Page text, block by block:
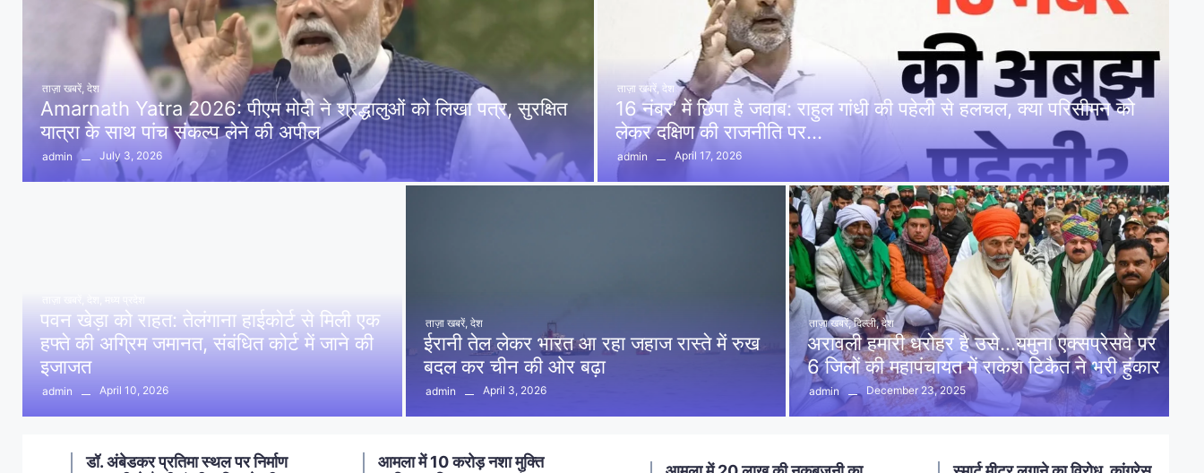
ताज़ा खबरें देश
Amarnath Yatra 2026: पीएम मोदी ने श्रद्धालुओं को लिखा पत्र, सुरक्षित
यात्रा के साथ पांच संकल्प लेने की अपील
admin July 3, 2026
ताज़ा खबरें देश
16 नंबर’ में छिपा है जवाब: राहुल गांधी की पहेली से हलचल, क्या परिसीमन को
लेकर दक्षिण की राजनीति पर…
admin April 17, 2026
पवन खेड़ा को राहत: तेलंगाना हाईकोर्ट से मिली एक
हफ्ते की अग्रिम जमानत, संबंधित कोर्ट में जाने की
इजाजत
admin April 10, 2026
ताज़ा खबरें, देश
ईरानी तेल लेकर भारत आ रहा जहाज रास्ते में रुख
बदल कर चीन की ओर बढ़ा
admin April 3, 2026
ताज़ा खबरें, दिल्ली, देश
अरावली हमारी धरोहर है उसे…यमुना एक्सप्रेसवे पर
6 जिलों की महापंचायत में राकेश टिकैत ने भरी हुंकार
admin December 23, 2025
आमला में 10 करोड़ नशा मुक्ति
नलखेड़ा: मां बगलामुखी मंदिर क्षेत्र में